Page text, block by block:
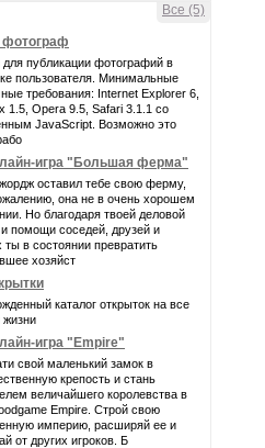
Все (5)
фотограф
для публикации фотографий в
пользователя. Минимальные
требования: Internet Explorer 6,
1.5, Opera 9.5, Safari 3.1.1 со
JavaScript. Возможно это
игра "Большая ферма"
оставил тебе свою ферму,
она не в очень хорошем
Но благодаря твоей деловой
и помощи соседей, друзей и
ты в состоянии превратить
хозяйст
каталог открыток на все
жизни
игра "Empire"
свой маленький замок в
крепость и стань
величайшего королевства в
Empire. Строй свою
империю, расширяй ее и
от других игроков. Б